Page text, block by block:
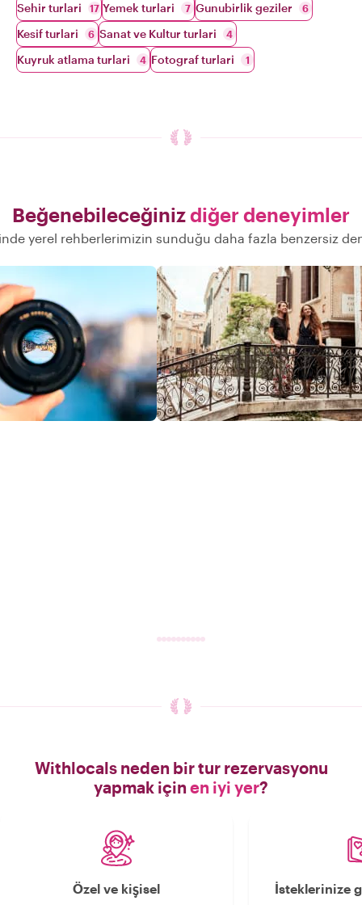
Sehir turlari 17 Yemek turlari 7 Gunubirlik geziler 6
Kesif turlari 6 Sanat ve Kultur turlari 4
Kuyruk atlama turlari 4 Fotograf turlari 1
Beğenebileceğinizdiğer deneyimler
yerel rehberlerimizin sunduğu daha fazla benzersiz
Withlocals neden bir tur rezervasyonu
yapmak için en iyi yer?
Özel ve kişisel İsteklerinize